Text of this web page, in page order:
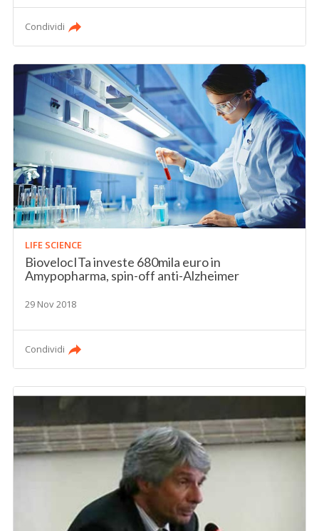
Condividi
LIFE SCIENCE
BiovelocITa investe 680mila euro in
Amypopharma, spin-off anti-Alzheimer
29 Nov 2018
Condividi